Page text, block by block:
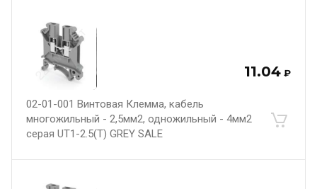
11.04 ₽
02-01-001 Винтовая Клемма, кабель
многожильный - 2,5мм2, одножильный - 4мм2
серая UT1-2.5(T) GREY SALE